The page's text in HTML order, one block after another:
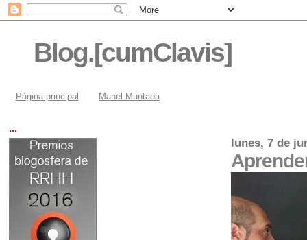
Blog.[cumClavis]
Página principal Manel Muntada
lunes, 7 de
...